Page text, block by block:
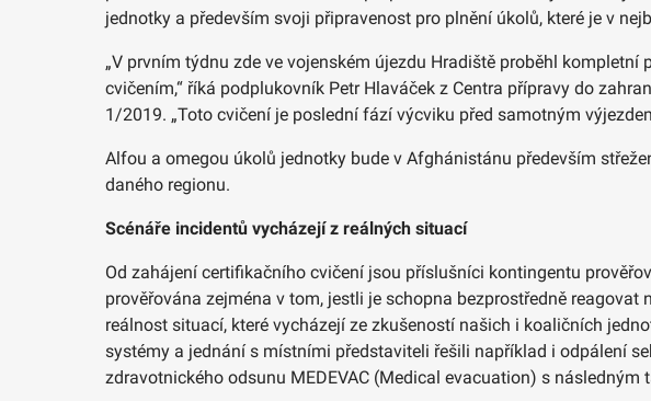
jednotky a především svoji připravenost pro plnění úkolů, které je v
„V prvním týdnu zde ve vojenském újezdu Hradiště proběhl
cvičením,“ říká podplukovník Petr Hlaváček z Centra přípravy do
1/2019. „Toto cvičení je poslední fází výcviku před samotným
Alfou a omegou úkolů jednotky bude v Afghánistánu především
daného regionu.
Scénáře incidentů vycházejí z reálných situací
Od zahájení certifikačního cvičení jsou příslušníci kontingentu
prověřována zejména v tom, jestli je schopna bezprostředně
reálnost situací, které vycházejí ze zkušeností našich i koaličních
systémy a jednání s místními představiteli řešili například i odpálení
zdravotnického odsunu MEDEVAC (Medical evacuation) s